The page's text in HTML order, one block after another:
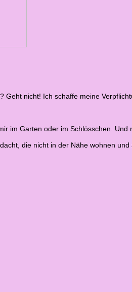
nicht! Ich schaffe meine
Garten oder im Schlösschen. Und
die nicht in der Nähe wohnen und